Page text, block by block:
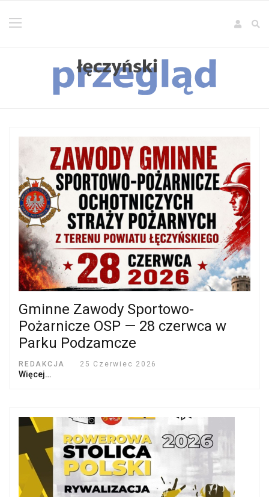
Gminne Zawody Sportowo-
Pożarnicze OSP — 28 czerwca w
Parku Podzamcze
REDAKCJA 25 Czerwiec 2026
Więcej…